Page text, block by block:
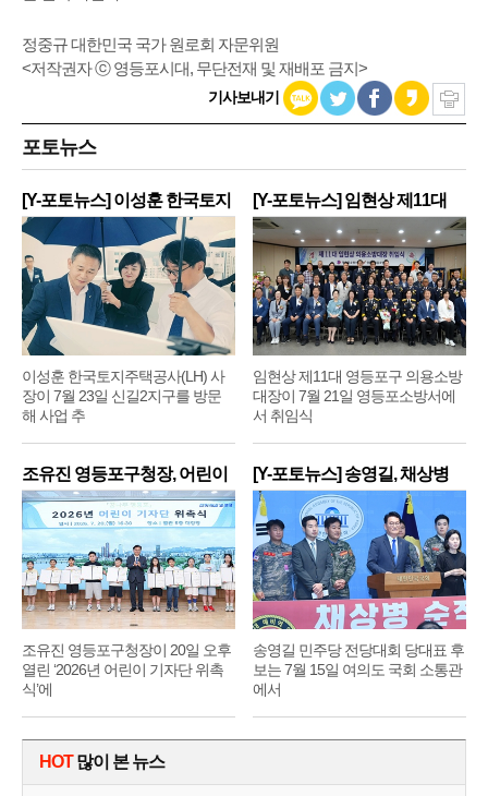
정중규 대한민국 국가 원로회 자문위원
<저작권자 ⓒ 영등포시대, 무단전재 및 재배포 금지>
기사보내기
포토뉴스
[Y-포토뉴스] 이성훈 한국토지
주
이성훈 한국토지주택공사(LH) 사
장이 7월 23일 신길2지구를 방문
해 사업 추
[Y-포토뉴스] 임현상 제11대
영
임현상 제11대 영등포구 의용소방
대장이 7월 21일 영등포소방서에
서 취임식
조유진 영등포구청장, 어린이
기
조유진 영등포구청장이 20일 오후
열린 ‘2026년 어린이 기자단 위촉
식’에
[Y-포토뉴스] 송영길, 채상병
순
송영길 민주당 전당대회 당대표 후
보는 7월 15일 여의도 국회 소통관
에서
HOT많이 본 뉴스